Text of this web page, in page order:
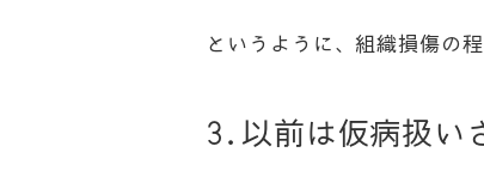
というように、組織損傷の
3.以前は仮病扱い